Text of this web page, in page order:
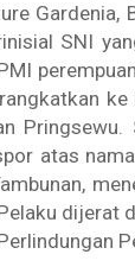
SNI
atas
dijerat